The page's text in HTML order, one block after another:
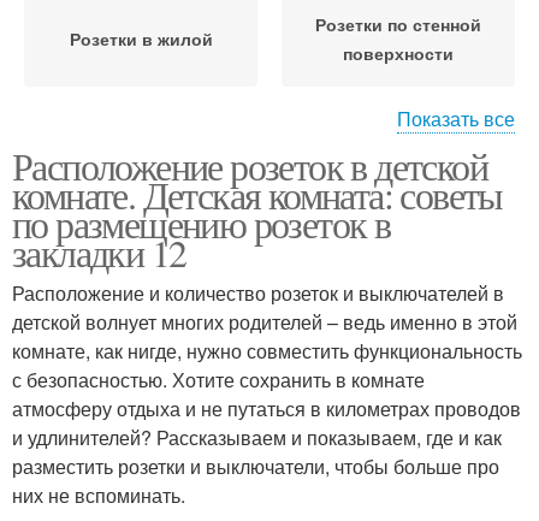
Розетки в жилой
Розетки по стенной
поверхности
Розетки в спальне
Показать все
Расположение розеток в детской
комнате. Детская комната: советы
по размещению розеток в
закладки 12
Расположение и количество розеток и выключателей в
детской волнует многих родителей – ведь именно в этой
комнате, как нигде, нужно совместить функциональность
с безопасностью. Хотите сохранить в комнате
атмосферу отдыха и не путаться в километрах проводов
и удлинителей? Рассказываем и показываем, где и как
разместить розетки и выключатели, чтобы больше про
них не вспоминать.